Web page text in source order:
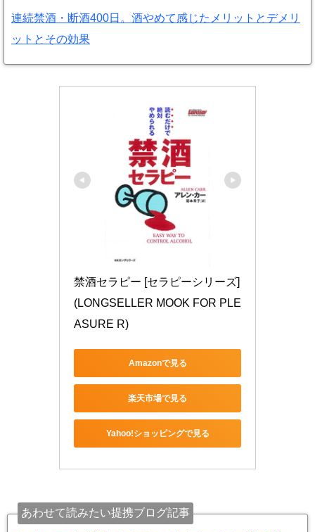
連続禁酒・断酒400日。酒やめて感じたメリットとデメリ
ットとその効果
禁酒セラピー [セラピーシリーズ]
(LONGSELLER MOOK FOR PLE
ASURE R)
Amazonで見る
楽天市場で見る
Yahoo!ショッピングで見る
あわせて読みたい提携ブログ記事